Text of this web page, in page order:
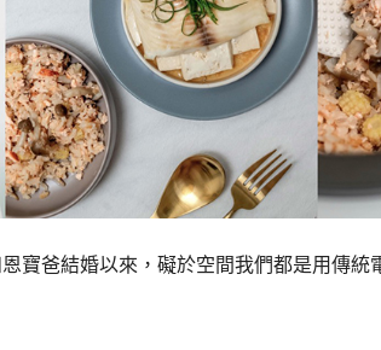
寶爸結婚以來，礙於空間我們都是用傳統